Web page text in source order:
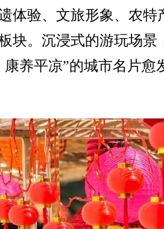
体验、文旅形象、农特
块。沉浸式的游玩场景
康养平凉”的城市名片愈